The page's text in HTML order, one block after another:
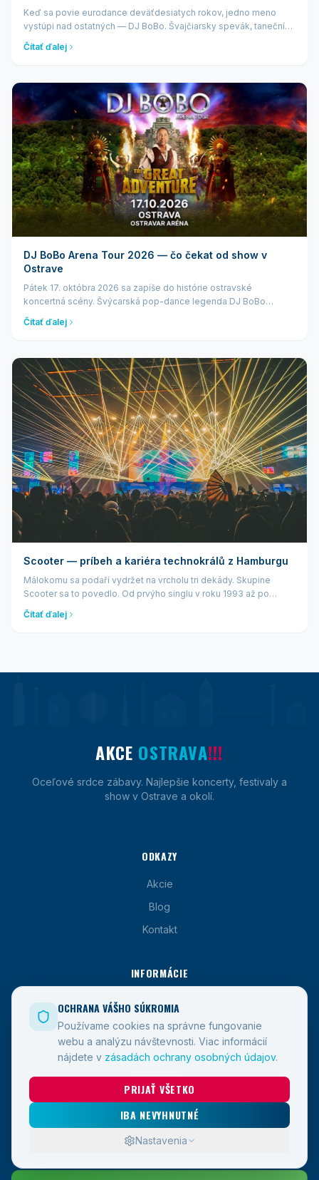
Keď sa povie eurodance deväťdesiatych rokov, jedno meno
vystúpi nad ostatných — DJ BoBo. Švajčiarsky spevák, tanečník
a producent, vlastným menom René Peter Baumann, patrí k
najúspešnejším európskym umělc...
Čítať ďalej
DJ BoBo Arena Tour 2026 — čo čekat od show v
Ostrave
Pátek 17. októbra 2026 sa zapíše do histórie ostravské
koncertná scény. Švýcarská pop-dance legenda DJ BoBo
privezie svoju monumentální Arena Tour 2026 do Ostravar Arény.
Ide o jednu z mála českých zastáv...
Čítať ďalej
Scooter — príbeh a kariéra technokrálů z Hamburgu
Málokomu sa podaří vydržet na vrcholu tri dekády. Skupine
Scooter sa to povedlo. Od prvýho singlu v roku 1993 až po
súčasné arénové turné — hamburská formácia kolem
charismatického H.P. Baxtera je je...
Čítať ďalej
AKCE OSTRAVA!!!
Oceľové srdce zábavy. Najlepšie koncerty, festivaly a
show v Ostrave a okolí.
ODKAZY
Akcie
Blog
Kontakt
INFORMÁCIE
Obchodné podmienky
Zásady GDPR
Průvodce EET 2.0
SOCIÁLNE SIETE
OCHRANA VÁŠHO SÚKROMIA
Používame cookies na správne fungovanie
webu a analýzu návštevnosti. Viac informácií
nájdete v zásadách ochrany osobných údajov.
PRIJAŤ VŠETKO
IBA NEVYHNUTNÉ
Nastavenia